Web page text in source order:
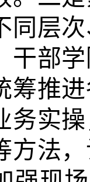
同层
干部
筹推
务实
方法